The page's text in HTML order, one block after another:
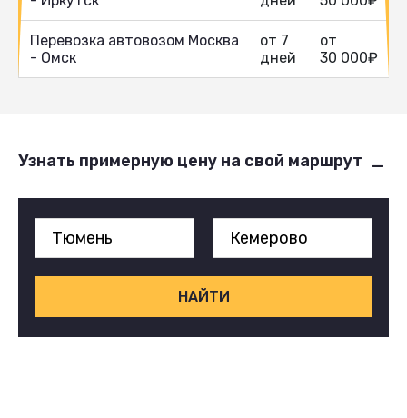
Перевозка автовозом Москва
- Омск
от 7
дней
от
30 000₽
Узнать примерную цену на свой маршрут
НАЙТИ